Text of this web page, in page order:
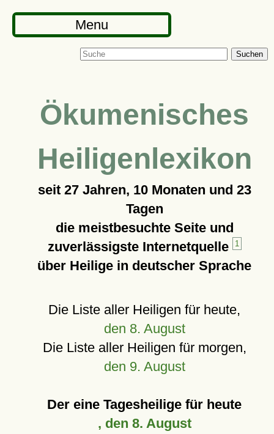
Menu
Suchen
Ökumenisches
Heiligenlexikon
seit 27 Jahren, 10 Monaten und 23
Tagen
die meistbesuchte Seite und
zuverlässigste Internetquelle
1
über Heilige in deutscher Sprache
Die Liste aller Heiligen für heute,
den 8. August
Die Liste aller Heiligen für morgen,
den 9. August
Der eine Tagesheilige für heute
, den 8. August